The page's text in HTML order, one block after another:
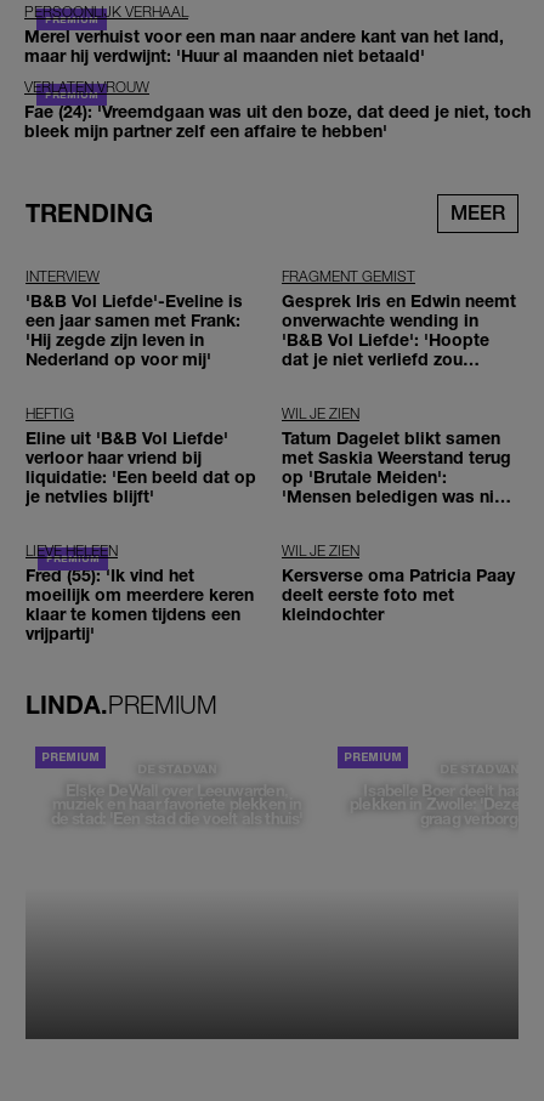
PERSOONLIJK VERHAAL
Merel verhuist voor een man naar andere kant van het land,
maar hij verdwijnt: 'Huur al maanden niet betaald'
VERLATEN VROUW
Fae (24): 'Vreemdgaan was uit den boze, dat deed je niet, toch
bleek mijn partner zelf een affaire te hebben'
TRENDING MEER
INTERVIEW
'B&B Vol Liefde'-Eveline is
een jaar samen met Frank:
'Hij zegde zijn leven in
Nederland op voor mij'
FRAGMENT GEMIST
Gesprek Iris en Edwin neemt
onverwachte wending in
'B&B Vol Liefde': 'Hoopte
dat je niet verliefd zou
HEFTIG
Eline uit 'B&B Vol Liefde'
verloor haar vriend bij
liquidatie: 'Een beeld dat op
je netvlies blijft'
WIL JE ZIEN
Tatum Dagelet blikt samen
met Saskia Weerstand terug
op 'Brutale Meiden':
'Mensen beledigen was niet
LIEVE HELEEN
Fred (55): 'Ik vind het
moeilijk om meerdere keren
klaar te komen tijdens een
vrijpartij'
WIL JE ZIEN
Kersverse oma Patricia Paay
deelt eerste foto met
kleindochter
LINDA.PREMIUM
DE STAD VAN
Elske DeWall over Leeuwarden,
muziek en haar favoriete plekken in
de stad: 'Een stad die voelt als thuis'
DE STAD VAN
Isabelle Boer deelt haar
plekken in Zwolle: 'Deze
graag verborgen'